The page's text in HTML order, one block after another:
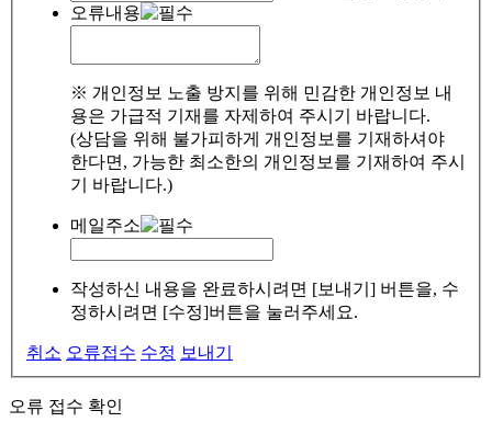
오류내용
※ 개인정보 노출 방지를 위해 민감한 개인정보 내
용은 가급적 기재를 자제하여 주시기 바랍니다.
(상담을 위해 불가피하게 개인정보를 기재하셔야
한다면, 가능한 최소한의 개인정보를 기재하여 주시
기 바랍니다.)
메일주소
작성하신 내용을 완료하시려면 [보내기] 버튼을, 수
정하시려면 [수정]버튼을 눌러주세요.
취소 오류접수 수정 보내기
오류 접수 확인